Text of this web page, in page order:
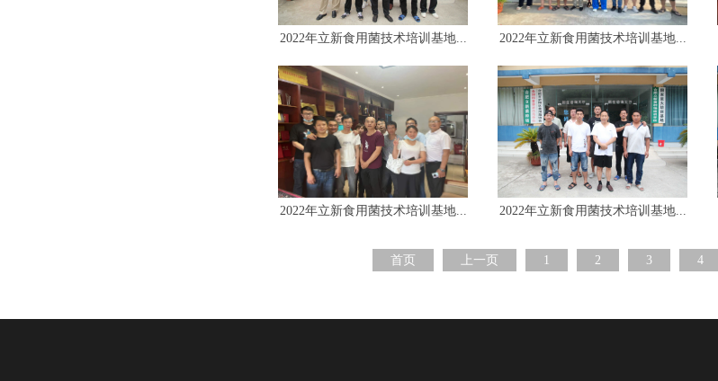
2022年立新食用菌技术培训基地... 2022年立新食用菌技术培训基地...
2022年立新食用菌技术培训基地... 2022年立新食用菌技术培训基地...
首页 上一页 1 2 3 4